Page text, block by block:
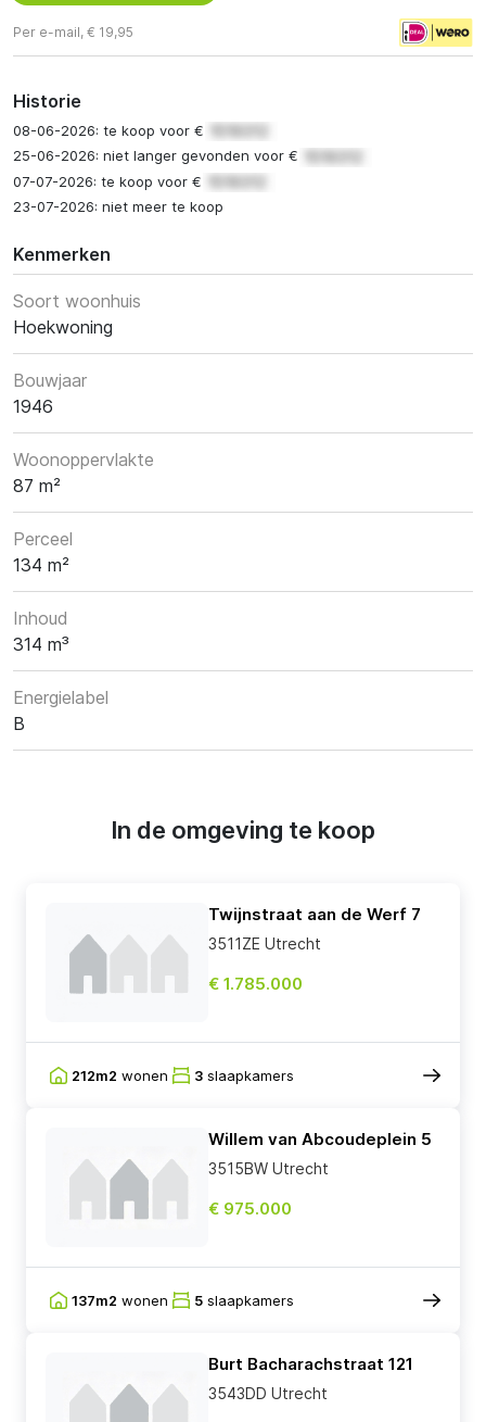
Per e-mail, € 19,95
Historie
08-06-2026: te koop voor €
25-06-2026: niet langer gevonden voor €
07-07-2026: te koop voor €
23-07-2026: niet meer te koop
Kenmerken
Soort woonhuis
Hoekwoning
Bouwjaar
1946
Woonoppervlakte
87 m²
Perceel
134 m²
Inhoud
314 m³
Energielabel
B
In de omgeving te koop
Twijnstraat aan de Werf 7
3511ZE Utrecht
€ 1.785.000
212m2 wonen 3 slaapkamers
Willem van Abcoudeplein 5
3515BW Utrecht
€ 975.000
137m2 wonen 5 slaapkamers
Burt Bacharachstraat 121
3543DD Utrecht